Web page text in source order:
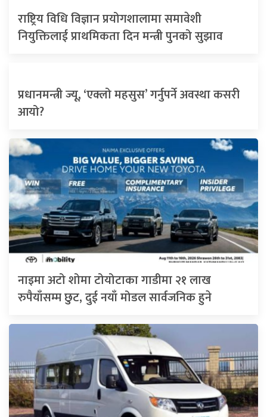
राष्ट्रिय विधि विज्ञान प्रयोगशालामा समावेशी
नियुक्तिलाई प्राथमिकता दिन मन्त्री पुनको सुझाव
प्रधानमन्त्री ज्यू, ‘एक्लो महसुस’ गर्नुपर्ने अवस्था कसरी
आयो?
नाइमा अटो शोमा टोयोटाका गाडीमा २१ लाख
रुपैयाँसम्म छुट, दुई नयाँ मोडल सार्वजनिक हुने